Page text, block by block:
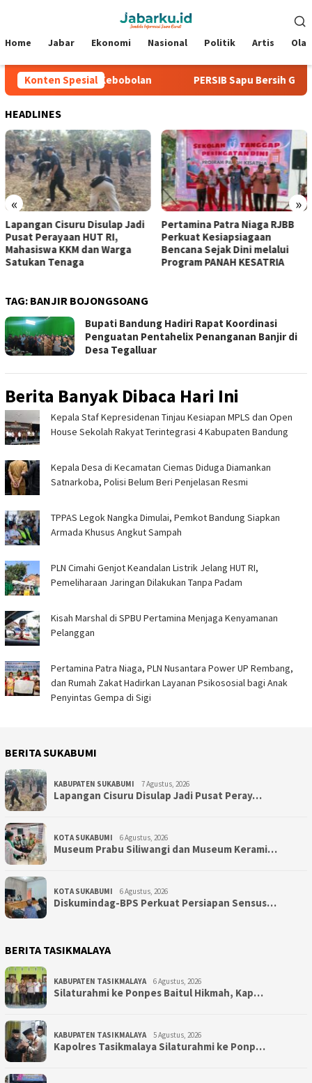
Mobile
Home Jabar Ekonomi Nasional Politik Artis
Konten Spesial
Tiga Laga Tanpa Kebobolan PERSIB Sapu Bersih Grup
HEADLINES
« »
Lapangan Cisuru Disulap Jadi
Pusat Perayaan HUT RI,
Mahasiswa KKM dan Warga
Satukan Tenaga
Pertamina Patra Niaga RJBB
Perkuat Kesiapsiagaan
Bencana Sejak Dini melalui
Program PANAH KESATRIA
TAG: BANJIR BOJONGSOANG
Bupati Bandung Hadiri Rapat Koordinasi
Penguatan Pentahelix Penanganan Banjir di
Desa Tegalluar
Berita Banyak Dibaca Hari Ini
Kepala Staf Kepresidenan Tinjau Kesiapan MPLS dan Open
House Sekolah Rakyat Terintegrasi 4 Kabupaten Bandung
Kepala Desa di Kecamatan Ciemas Diduga Diamankan
Satnarkoba, Polisi Belum Beri Penjelasan Resmi
TPPAS Legok Nangka Dimulai, Pemkot Bandung Siapkan
Armada Khusus Angkut Sampah
PLN Cimahi Genjot Keandalan Listrik Jelang HUT RI,
Pemeliharaan Jaringan Dilakukan Tanpa Padam
Kisah Marshal di SPBU Pertamina Menjaga Kenyamanan
Pelanggan
Pertamina Patra Niaga, PLN Nusantara Power UP Rembang,
dan Rumah Zakat Hadirkan Layanan Psikososial bagi Anak
Penyintas Gempa di Sigi
BERITA SUKABUMI
KABUPATEN SUKABUMI 7 Agustus, 2026
Lapangan Cisuru Disulap Jadi Pusat Peray…
KOTA SUKABUMI 6 Agustus, 2026
Museum Prabu Siliwangi dan Museum Kerami…
KOTA SUKABUMI 6 Agustus, 2026
Diskumindag-BPS Perkuat Persiapan Sensus…
BERITA TASIKMALAYA
KABUPATEN TASIKMALAYA 6 Agustus, 2026
Silaturahmi ke Ponpes Baitul Hikmah, Kap…
KABUPATEN TASIKMALAYA 5 Agustus, 2026
Kapolres Tasikmalaya Silaturahmi ke Ponp…